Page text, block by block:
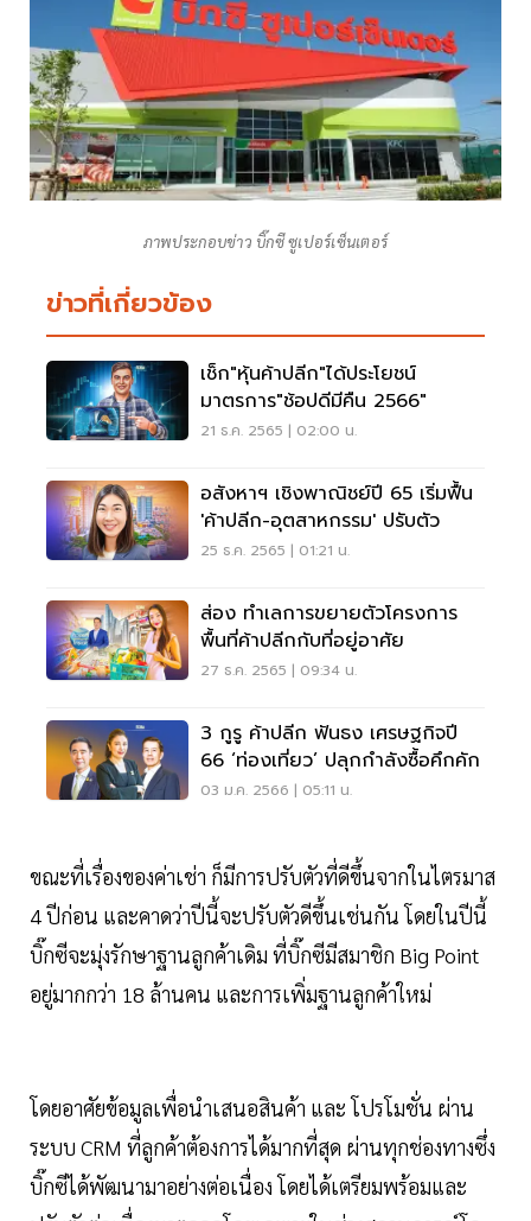
ภาพประกอบข่าว บิ๊กซี ซูเปอร์เซ็นเตอร์
ข่าวที่เกี่ยวข้อง
เช็ก"หุ้นค้าปลีก"ได้ประโยชน์
มาตรการ"ช้อปดีมีคืน 2566"
21 ธ.ค. 2565 | 02:00 น.
อสังหาฯ เชิงพาณิชย์ปี 65 เริ่มฟื้น
'ค้าปลีก-อุตสาหกรรม' ปรับตัว
25 ธ.ค. 2565 | 01:21 น.
ส่อง ทำเลการขยายตัวโครงการ
พื้นที่ค้าปลีกกับที่อยู่อาศัย
27 ธ.ค. 2565 | 09:34 น.
3 กูรู ค้าปลีก ฟันธง เศรษฐกิจปี
66 ‘ท่องเที่ยว’ ปลุกกำลังซื้อคึกคัก
03 ม.ค. 2566 | 05:11 น.
ขณะที่เรื่องของค่าเช่า ก็มีการปรับตัวที่ดีขึ้นจากในไตรมาส
4 ปีก่อน และคาดว่าปีนี้จะปรับตัวดีขึ้นเช่นกัน โดยในปีนี้
บิ๊กซีจะมุ่งรักษาฐานลูกค้าเดิม ที่บิ๊กซีมีสมาชิก Big Point
อยู่มากกว่า 18 ล้านคน และการเพิ่มฐานลูกค้าใหม่
โดยอาศัยข้อมูลเพื่อนำเสนอสินค้า และ โปรโมชั่น ผ่าน
ระบบ CRM ที่ลูกค้าต้องการได้มากที่สุด ผ่านทุกช่องทางซึ่ง
บิ๊กซีได้พัฒนามาอย่างต่อเนื่อง โดยได้เตรียมพร้อมและ